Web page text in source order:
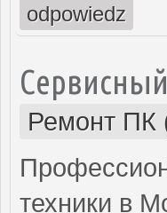
odpowiedz
Ремонт ПК
техники в